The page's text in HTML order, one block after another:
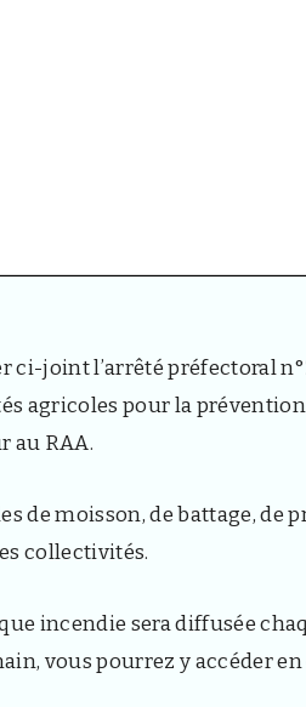
ci-joint l’arrêté préfectoral
agricoles pour la
au RAA.
de moisson, de battage, de
collectivités.
incendie sera diffusée
vous pourrez y accéder